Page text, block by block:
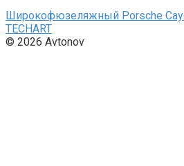
Широкофюзеляжный Porsche
TECHART
© 2026 Avtonov